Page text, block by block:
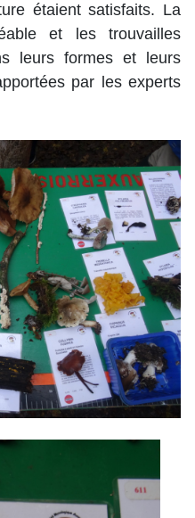
étaient satisfaits. La
et les trouvailles
leurs formes et leurs
par les experts